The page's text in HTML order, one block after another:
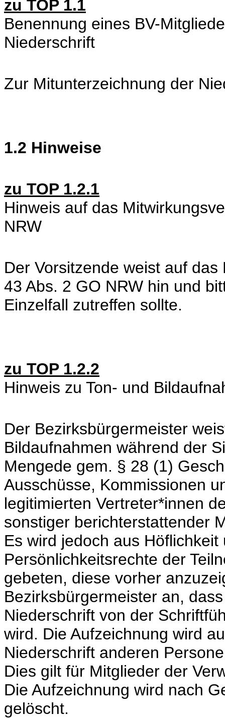
zu TOP 1.1
Benennung eines BV-
Niederschrift
Zur Mitunterzeichnung der
1.2 Hinweise
zu TOP 1.2.1
Hinweis auf das
NRW
Der Vorsitzende weist auf
43 Abs. 2 GO NRW hin und
Einzelfall zutreffen sollte.
zu TOP 1.2.2
Hinweis zu Ton- und
Der Bezirksbürgermeister
Bildaufnahmen während der
Mengede gem. § 28 (1)
Ausschüsse, Kommissionen
legitimierten Vertreter*innen
sonstiger berichterstattender
Es wird jedoch aus
Persönlichkeitsrechte der
gebeten, diese vorher
Bezirksbürgermeister an,
Niederschrift von der
wird. Die Aufzeichnung wird
Niederschrift anderen
Dies gilt für Mitglieder der
Die Aufzeichnung wird nach
gelöscht.